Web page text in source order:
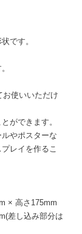
です。
使いいただけ
ができます。
やポスターな
レイを作るこ
× 高さ175mm
し込み部分は